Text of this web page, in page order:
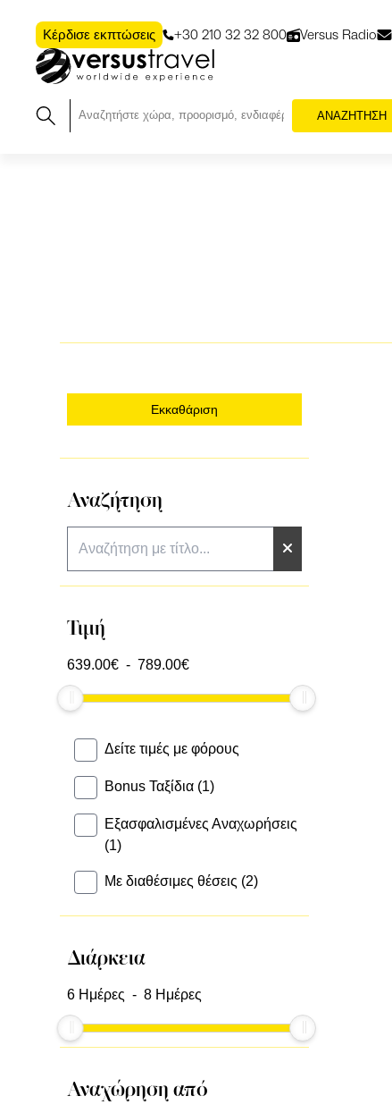
Κέρδισε εκπτώσεις +30 210 32 32 800 Versus Radio
ΑΝΑΖΗΤΗΣΗ
Εκκαθάριση
Αναζήτηση
Τιμή
639.00€ -789.00€
Δείτε τιμές με φόρους
Bonus Ταξίδια (1)
Εξασφαλισμένες Αναχωρήσεις
(1)
Με διαθέσιμες θέσεις (2)
Διάρκεια
6 Ημέρες -8 Ημέρες
Αναχώρηση από